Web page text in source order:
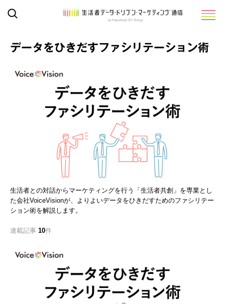
データをひきだすファシリテーション術
生活者との対話からマーケティングを行う「生活者共創」を専業とし
た会社VoiceVisionが、よりよいデータをひきだすためのファシリテー
ション術を解説します。
連載記事 10件